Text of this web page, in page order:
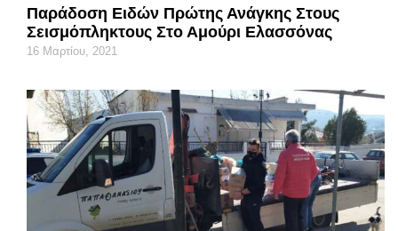
Παράδοση Ειδών Πρώτης Ανάγκης Στους
Σεισμόπληκτους Στο Αμούρι Ελασσόνας
16 Μαρτίου, 2021